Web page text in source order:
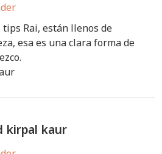
Rai, están llenos de
esa es una clara forma de
kirpal kaur